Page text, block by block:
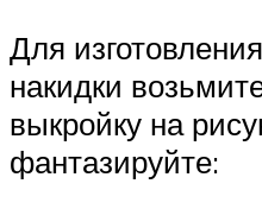
Для
накидки
выкройку на
фантазируйте: